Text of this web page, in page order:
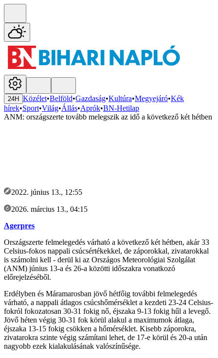
24H Közélet•Belföld•Gazdaság•Kultúra•Megyejáró•Kék
hírek•Sport•Világ•Állás•Aprók•BN-Hetilap
ANM: országszerte tovább melegszik az idő a következő két hétben
2022. június 13., 12:55
2026. március 13., 04:15
Agerpres
Országszerte felmelegedés várható a következő két hétben, akár 33
Celsius-fokos nappali csúcsértékekkel, de záporokkal, zivatarokkal
is számolni kell - derül ki az Országos Meteorológiai Szolgálat
(ANM) június 13-a és 26-a közötti időszakra vonatkozó
előrejelzéséből.
Erdélyben és Máramarosban jövő hétfőig további felmelegedés
várható, a nappali átlagos csúcshőmérséklet a kezdeti 23-24 Celsius-
fokról fokozatosan 30-31 fokig nő, éjszaka 9-13 fokig hűl a levegő.
Jövő héten végig 30-31 fok körül alakul a maximumok átlaga,
éjszaka 13-15 fokig csökken a hőmérséklet. Kisebb záporokra,
zivatarokra szinte végig számítani lehet, de 17-e körül és 20-a után
nagyobb ezek kialakulásának valószínűsége.